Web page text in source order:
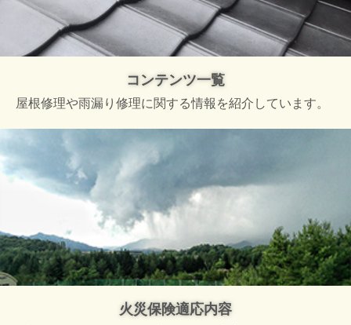
コンテンツ一覧
屋根修理や雨漏り修理に関する情報を紹介しています。
火災保険適応内容